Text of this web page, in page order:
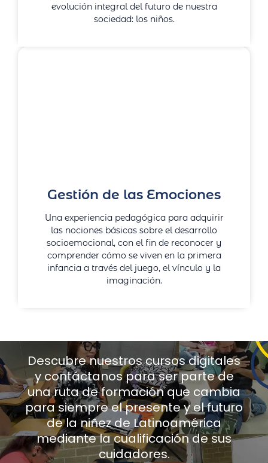
evolución integral del futuro de nuestra
sociedad: los niños.
Gestión de las Emociones
Una experiencia pedagógica para adquirir
las nociones básicas sobre el desarrollo
socioemocional, con el fin de reconocer y
comprender cómo se viven en la primera
infancia a través del juego, el vínculo y la
imaginación.
Descubre nuestros cursos digitales
y contáctanos para ser parte de
una ruta de formación que cambia
para siempre el presente y el futuro
de la niñez de Latinoamérica
mediante la cualificación de sus
cuidadores.